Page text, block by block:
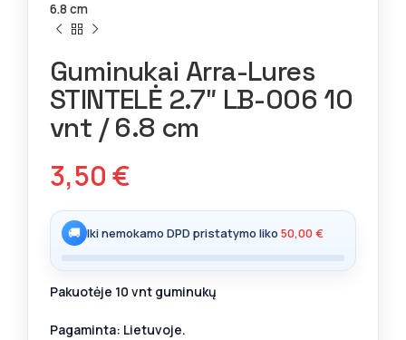
6.8 cm
Guminukai Arra-Lures
STINTELĖ 2.7″ LB-006 10
vnt / 6.8 cm
3,50€
🚚 Iki nemokamo DPD pristatymo liko 50,00€
Pakuotėje 10 vnt guminukų
Pagaminta: Lietuvoje.